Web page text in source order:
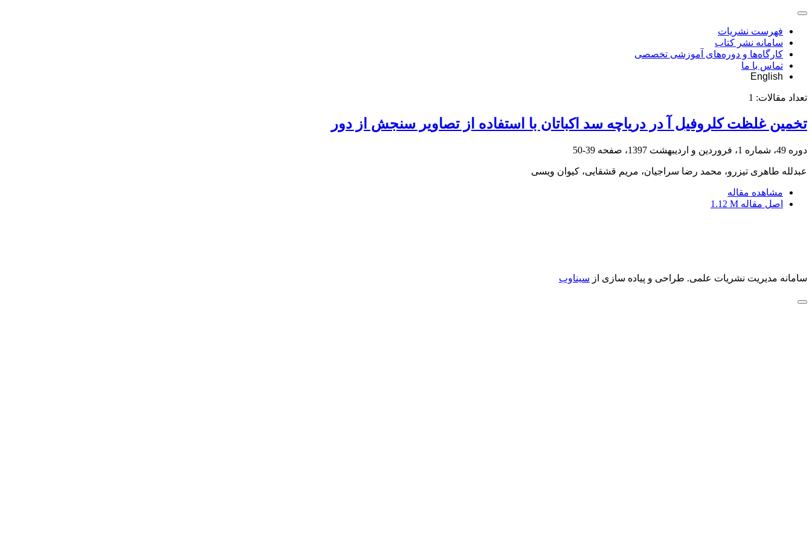
فهرست نشریات
سامانه نشر کتاب
کارگاه‌ها و دوره‌های آموزشی تخصصی
تماس با ما
English
تعداد مقالات: 1
تخمین غلظت کلروفیل آ در دریاچه سد اکباتان با استفاده از تصاویر سنجش از دور
دوره 49، شماره 1، فروردین و اردیبهشت 1397، صفحه 39-50
عبدلله طاهری تیزرو، محمد رضا سراجیان، مریم قشقایی، کیوان ویسی
مشاهده مقاله
اصل مقاله 1.12 M
سامانه مدیریت نشریات علمی. طراحی و پیاده سازی از سیناوب